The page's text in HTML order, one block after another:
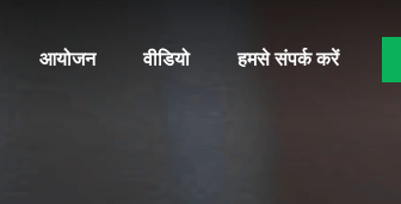
आयोजन वीडियो हमसे संपर्क करें